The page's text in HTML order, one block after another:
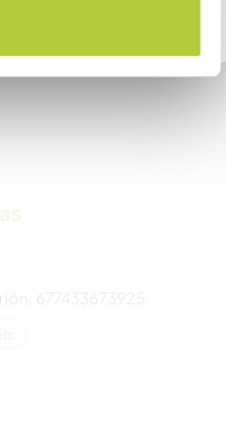
de anfitriones